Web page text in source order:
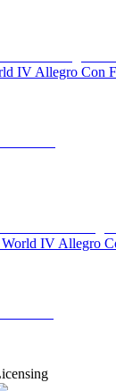
IV Allegro Con
IV Allegro